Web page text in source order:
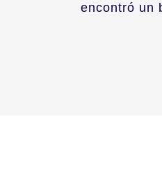
encontró un